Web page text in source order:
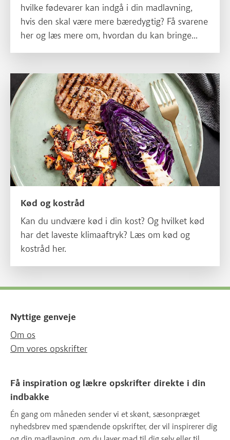
hvilke fødevarer kan indgå i din madlavning,
hvis den skal være mere bæredygtig? Få svarene
her og læs mere om, hvordan du kan bringe
Læs mere om Kød og kostråd
Kød og kostråd
Kan du undvære kød i din kost? Og hvilket kød
har det laveste klimaaftryk? Læs om kød og
kostråd her.
Nyttige genveje
Om os
Om vores opskrifter
Få inspiration og lækre opskrifter direkte i din
indbakke
Én gang om måneden sender vi et skønt, sæsonpræget
nyhedsbrev med spændende opskrifter, der vil inspirerer dig